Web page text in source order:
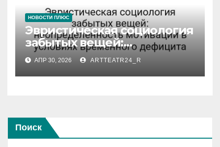
НОВОСТИ ПЛЮС
Эвристическая социология
забытых вещей:
неопределённость
мотивации в условиях
временного дефицита
АПР 30, 2026 ARTTEATR24_R
Поиск